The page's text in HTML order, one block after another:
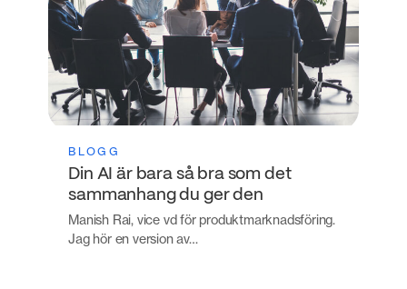
BLOGG
Din AI är bara så bra som det
sammanhang du ger den
Manish Rai, vice vd för produktmarknadsföring.
Jag hör en version av…